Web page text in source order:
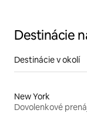
Destinácie
Destinácie v okolí
New York
Dovolenkové